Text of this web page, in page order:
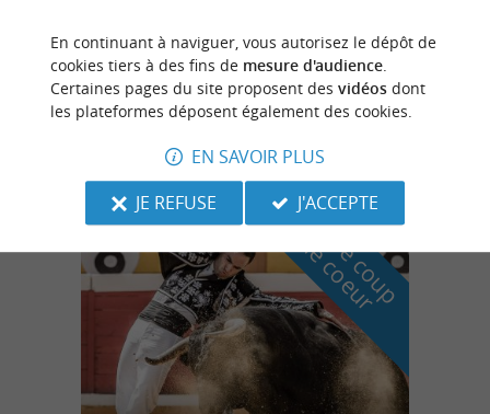
Samadet
n
o
t
r
e
c
o
u
p
d
e
c
o
e
u
r
En continuant à naviguer, vous autorisez le dépôt de
cookies tiers à des fins de mesure d'audience.
Certaines pages du site proposent des vidéosdont
les plateformes déposent également des cookies.
EN SAVOIR PLUS
JE REFUSE
J'ACCEPTE